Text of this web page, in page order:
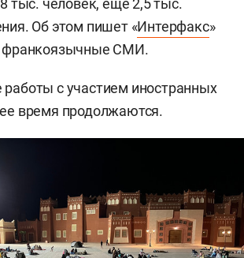
тыс. человек, еще 2,5 тыс.
Об этом пишет «Интерфакс»
франкоязычные СМИ.
с участием иностранных
время продолжаются.